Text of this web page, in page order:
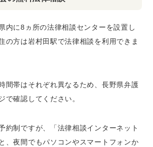
内に8ヵ所の法律相談センターを設置し
の方は岩村田駅で法律相談を利用できま
間帯はそれぞれ異なるため、長野県弁護
で確認してください。
約制ですが、「法律相談インターネット
、夜間でもパソコンやスマートフォンか